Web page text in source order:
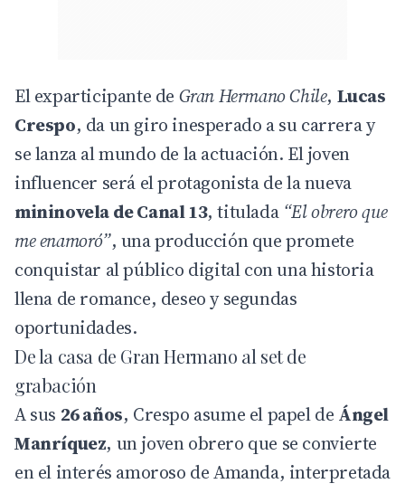
El exparticipante de Gran Hermano Chile, Lucas
Crespo, da un giro inesperado a su carrera y
se lanza al mundo de la actuación. El joven
influencer será el protagonista de la nueva
mininovela de Canal 13, titulada “El obrero que
me enamoró”, una producción que promete
conquistar al público digital con una historia
llena de romance, deseo y segundas
oportunidades.
De la casa de Gran Hermano al set de
grabación
A sus 26 años, Crespo asume el papel de Ángel
Manríquez, un joven obrero que se convierte
en el interés amoroso de Amanda, interpretada